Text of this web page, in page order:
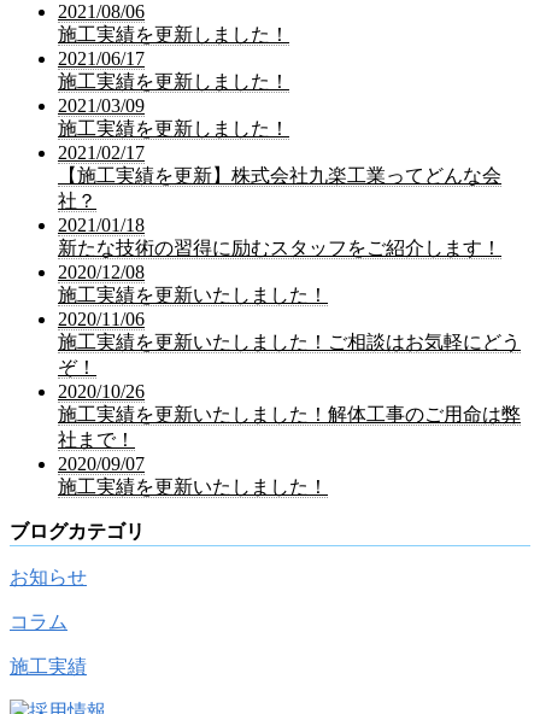
2021/08/06
施工実績を更新しました！
2021/06/17
施工実績を更新しました！
2021/03/09
施工実績を更新しました！
2021/02/17
【施工実績を更新】株式会社九楽工業ってどんな会
社？
2021/01/18
新たな技術の習得に励むスタッフをご紹介します！
2020/12/08
施工実績を更新いたしました！
2020/11/06
施工実績を更新いたしました！ご相談はお気軽にどう
ぞ！
2020/10/26
施工実績を更新いたしました！解体工事のご用命は弊
社まで！
2020/09/07
施工実績を更新いたしました！
ブログカテゴリ
お知らせ
コラム
施工実績